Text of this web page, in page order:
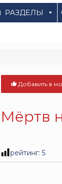
РАЗДЕЛЫ
Добавить в
Мёртв
рейтинг:5